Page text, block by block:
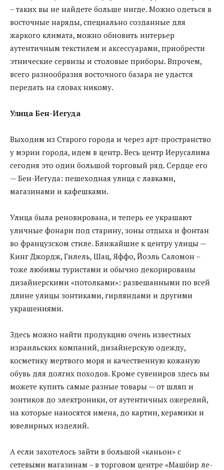
– таких вы не найдете больше нигде. Можно одеться в
восточные наряды, специально созданные для
жаркого климата, можно обновить интерьер
аутентичным текстилем и аксессуарами, приобрести
этнические сервизы и столовые приборы. Впрочем,
всего разнообразия восточного базара не удастся
передать на словах никому.
Улица Бен-Иегуда
Выходим из Старого города и через арт-пространство
у мэрии города, идем в центр. Весь центр Иерусалима
сегодня это один большой торговый ряд. Сердце его
— Бен-Иегуда: пешеходная улица с лавками,
магазинами и кафешками.
Улица была реновирована, и теперь ее украшают
уличные фонари под старину, зоны отдыха и фонтан
во французском стиле. Ближайшие к центру улицы —
Кинг Джордж, Гилель, Шац, Яффо, Йоэль Саломон –
тоже любимы туристами и обычно декорированы
дизайнерскими «потолками»: развешанными по всей
длине улицы зонтиками, гирляндами и другими
украшениями.
Здесь можно найти продукцию очень известных
израильских компаний, дизайнерскую одежду,
косметику мертвого моря и качественную кожаную
обувь для долгих походов. Кроме сувениров здесь вы
можете купить самые разные товары — от шляп и
зонтиков до электроники, от аутентичных ожерелий,
на которые наносятся имена, до картин, керамики и
ювелирных изделий.
А если захотелось зайти в большой «каньон» с
сетевыми магазинам – в торговом центре «Машбир ле-